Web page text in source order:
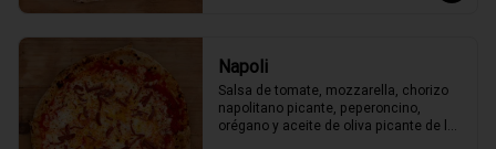
Napoli
Salsa de tomate, mozzarella, chorizo
napolitano picante, peperoncino,
orégano y aceite de oliva picante de la